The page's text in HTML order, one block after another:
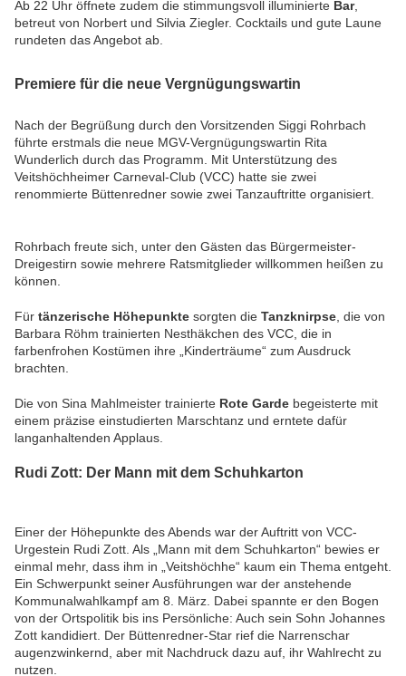
Ab 22 Uhr öffnete zudem die stimmungsvoll illuminierte Bar,
betreut von Norbert und Silvia Ziegler. Cocktails und gute Laune
rundeten das Angebot ab.
Premiere für die neue Vergnügungswartin
Nach der Begrüßung durch den Vorsitzenden Siggi Rohrbach
führte erstmals die neue MGV-Vergnügungswartin Rita
Wunderlich durch das Programm. Mit Unterstützung des
Veitshöchheimer Carneval-Club (VCC) hatte sie zwei
renommierte Büttenredner sowie zwei Tanzauftritte organisiert.
Rohrbach freute sich, unter den Gästen das Bürgermeister-
Dreigestirn sowie mehrere Ratsmitglieder willkommen heißen zu
können.
Für tänzerische Höhepunkte sorgten die Tanzknirpse , die von
Barbara Röhm trainierten Nesthäkchen des VCC, die in
farbenfrohen Kostümen ihre „Kinderträume“ zum Ausdruck
brachten.
Die von Sina Mahlmeister trainierte Rote Garde begeisterte mit
einem präzise einstudierten Marschtanz und erntete dafür
langanhaltenden Applaus.
Rudi Zott: Der Mann mit dem Schuhkarton
Einer der Höhepunkte des Abends war der Auftritt von VCC-
Urgestein Rudi Zott. Als „Mann mit dem Schuhkarton“ bewies er
einmal mehr, dass ihm in „Veitshöchhe“ kaum ein Thema entgeht.
Ein Schwerpunkt seiner Ausführungen war der anstehende
Kommunalwahlkampf am 8. März. Dabei spannte er den Bogen
von der Ortspolitik bis ins Persönliche: Auch sein Sohn Johannes
Zott kandidiert. Der Büttenredner-Star rief die Narrenschar
augenzwinkernd, aber mit Nachdruck dazu auf, ihr Wahlrecht zu
nutzen.